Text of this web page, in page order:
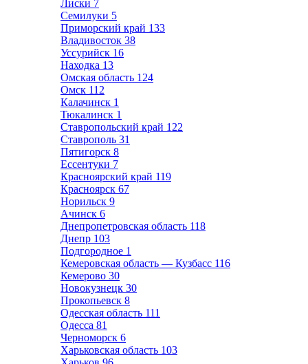
Лиски 7
Семилуки 5
Приморский край 133
Владивосток 38
Уссурийск 16
Находка 13
Омская область 124
Омск 112
Калачинск 1
Тюкалинск 1
Ставропольский край 122
Ставрополь 31
Пятигорск 8
Ессентуки 7
Красноярский край 119
Красноярск 67
Норильск 9
Ачинск 6
Днепропетровская область 118
Днепр 103
Подгородное 1
Кемеровская область — Кузбасс 116
Кемерово 30
Новокузнецк 30
Прокопьевск 8
Одесская область 111
Одесса 81
Черноморск 6
Харьковская область 103